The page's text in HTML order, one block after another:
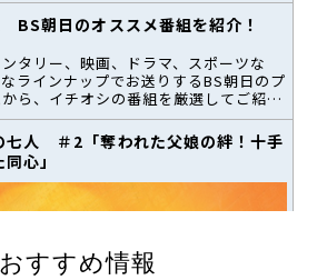
おすすめ情報